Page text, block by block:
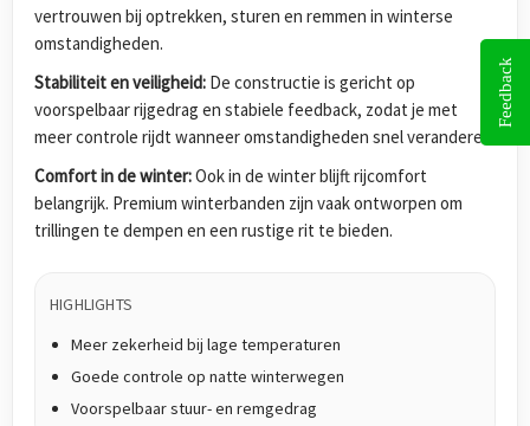
vertrouwen bij optrekken, sturen en remmen in winterse
omstandigheden.
Stabiliteit en veiligheid: De constructie is gericht op
voorspelbaar rijgedrag en stabiele feedback, zodat je met
meer controle rijdt wanneer omstandigheden snel veranderen.
Comfort in de winter:Ook in de winter blijft rijcomfort
belangrijk. Premium winterbanden zijn vaak ontworpen om
trillingen te dempen en een rustige rit te bieden.
HIGHLIGHTS
Meer zekerheid bij lage temperaturen
Goede controle op natte winterwegen
Voorspelbaar stuur- en remgedrag
Feedback